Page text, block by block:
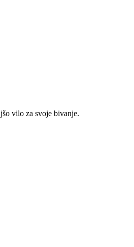
vilo za svoje bivanje.